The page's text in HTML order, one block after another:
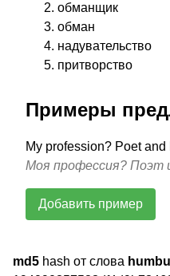
обманщик
обман
надувательство
притворство
Примеры
My profession? Poet and
Моя профессия? Поэт
Добавить пример
md5 hash от слова